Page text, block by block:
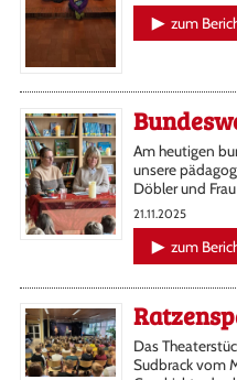
zum
Am heutigen
unsere
Döbler und
21.11.2025
zum
Das
Sudbrack vom